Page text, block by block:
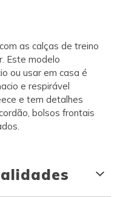
as calças de treino
Este modelo
ou usar em casa é
e respirável
e tem detalhes
bolsos frontais